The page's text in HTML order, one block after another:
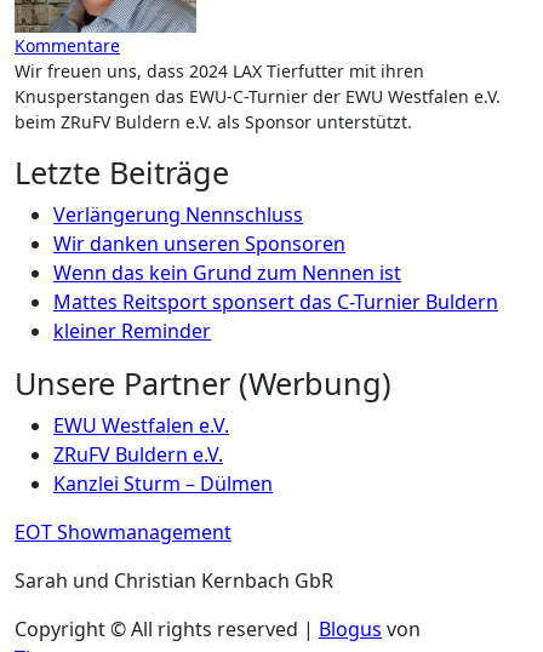
Kommentare
Wir freuen uns, dass 2024 LAX Tierfutter mit ihren
Knusperstangen das EWU-C-Turnier der EWU Westfalen e.V.
beim ZRuFV Buldern e.V. als Sponsor unterstützt.
Letzte Beiträge
Verlängerung Nennschluss
Wir danken unseren Sponsoren
Wenn das kein Grund zum Nennen ist
Mattes Reitsport sponsert das C-Turnier Buldern
kleiner Reminder
Unsere Partner (Werbung)
EWU Westfalen e.V.
ZRuFV Buldern e.V.
Kanzlei Sturm – Dülmen
EOT Showmanagement
Sarah und Christian Kernbach GbR
Copyright © All rights reserved | Blogus von